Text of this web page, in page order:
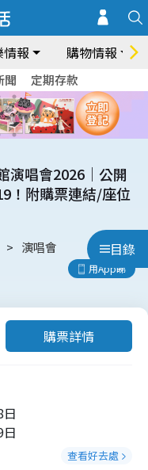
報 購物情報
聞 定期存款
目錄
演唱會2026｜公開
！附購票連結/座位
演唱會
用App睇
購票詳情
查看好去處